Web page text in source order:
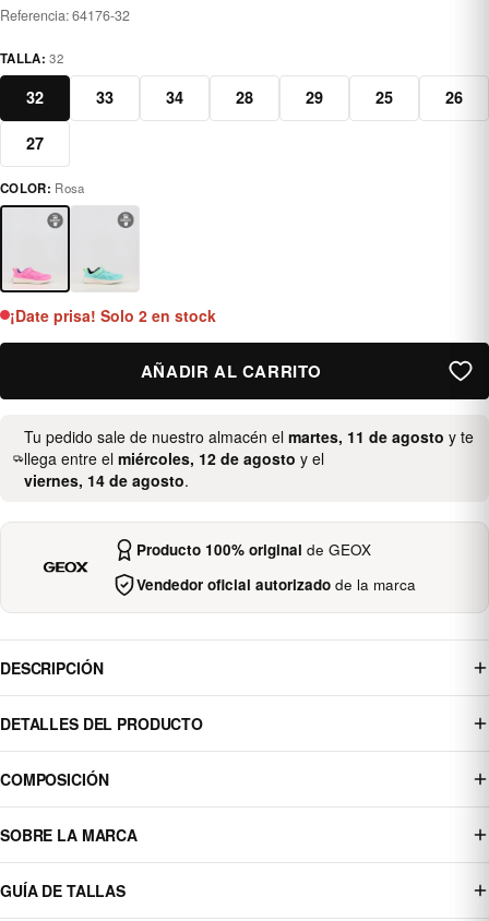
Referencia:64176-32
TALLA:32
32 33 34 28 29 25 26
27
rosa
COLOR: Rosa
¡Date prisa! Solo 2 en stock
AÑADIR AL CARRITO
Tu pedido sale de nuestro almacén el martes, 11 de agosto y te
llega entre el miércoles, 12 de agosto y el
viernes, 14 de agosto.
Producto 100% original de GEOX
Vendedor oficial autorizadode la marca
DESCRIPCIÓN
DETALLES DEL PRODUCTO
COMPOSICIÓN
SOBRE LA MARCA
GUÍA DE TALLAS